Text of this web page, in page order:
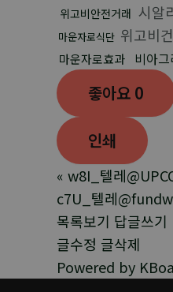
위고비안전거래 시알
마운자로식단 위고비
마운자로효과 비아
좋아요 0
인쇄
« w8I_텔레
c7U_텔레
목록보기 답글쓰기
글수정 글삭제
Powered by